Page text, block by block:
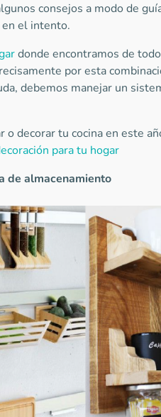
consejos a modo de
el intento.
donde encontramos de
por esta
debemos manejar un
o decorar tu cocina en este
para tu hogar
de almacenamiento